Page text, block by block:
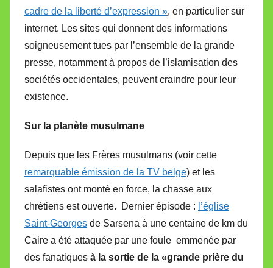
cadre de la liberté d’expression », en particulier sur
internet. Les sites qui donnent des informations
soigneusement tues par l’ensemble de la grande
presse, notamment à propos de l’islamisation des
sociétés occidentales, peuvent craindre pour leur
existence.
Sur la planète musulmane
Depuis que les Frères musulmans (voir cette
remarquable émission de la TV belge) et les
salafistes ont monté en force, la chasse aux
chrétiens est ouverte. Dernier épisode : l’église
Saint-Georges de Sarsena à une centaine de km du
Caire a été attaquée par une foule emmenée par
des fanatiques à la sortie de la «grande prière du